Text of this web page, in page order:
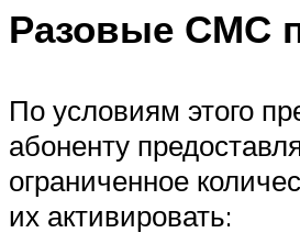
Разовые СМС
По условиям этого
абоненту
ограниченное
их активировать: